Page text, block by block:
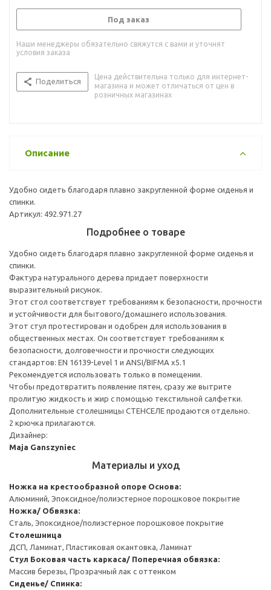
Под заказ
Наши менеджеры обязательно свяжутся с вами и уточнят
условия заказа
Поделиться
Цена действительна только для интернет-
магазина и может отличаться от цен в
розничных магазинах
Описание
Удобно сидеть благодаря плавно закругленной форме сиденья и
спинки.
Артикул: 492.971.27
Подробнее о товаре
Удобно сидеть благодаря плавно закругленной форме сиденья и
спинки.
Фактура натурального дерева придает поверхности
выразительный рисунок.
Этот стол соответствует требованиям к безопасности, прочности
и устойчивости для бытового/домашнего использования.
Этот стул протестирован и одобрен для использования в
общественных местах. Он соответствует требованиям к
безопасности, долговечности и прочности следующих
стандартов: EN 16139-Level 1 и ANSI/BIFMA x5.1
Рекомендуется использовать только в помещении.
Чтобы предотвратить появление пятен, сразу же вытрите
пролитую жидкость и жир с помощью текстильной салфетки.
Дополнительные столешницы СТЕНСЕЛЕ продаются отдельно.
2 крючка прилагаются.
Дизайнер:
Maja Ganszyniec
Материалы и уход
Ножка на крестообразной опоре Основа:
Алюминий, Эпоксидное/полиэстерное порошковое покрытие
Ножка/ Обвязка:
Сталь, Эпоксидное/полиэстерное порошковое покрытие
Столешница
ДСП, Ламинат, Пластиковая окантовка, Ламинат
Стул Боковая часть каркаса/ Поперечная обвязка:
Массив березы, Прозрачный лак с оттенком
Сиденье/ Спинка: